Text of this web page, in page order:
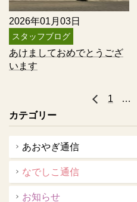
2026年01月03日
スタッフブログ
あけましておめでとうござ
います
1 …
カテゴリー
あおやぎ通信
なでしこ通信
お知らせ